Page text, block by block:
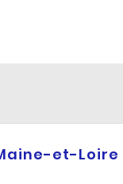
et-Loire